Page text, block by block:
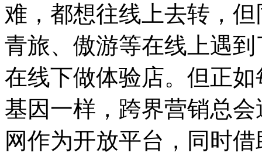
难，都想往线上去转，
青旅、傲游等在线上遇
在线下做体验店。但正
基因一样，跨界营销总
网作为开放平台，同时